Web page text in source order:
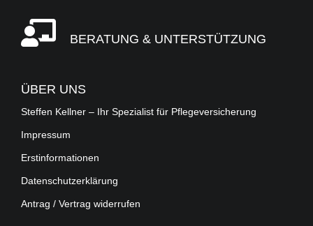
BERATUNG & UNTERSTÜTZUNG
ÜBER UNS
Steffen Kellner – Ihr Spezialist für Pflegeversicherung
Impressum
Erstinformationen
Datenschutzerklärung
Antrag / Vertrag widerrufen